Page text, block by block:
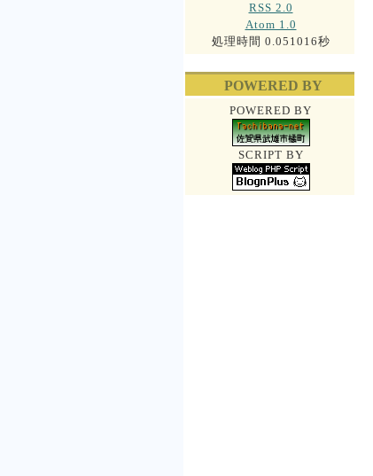
RSS 2.0
Atom 1.0
処理時間 0.051016秒
POWERED BY
POWERED BY
SCRIPT BY